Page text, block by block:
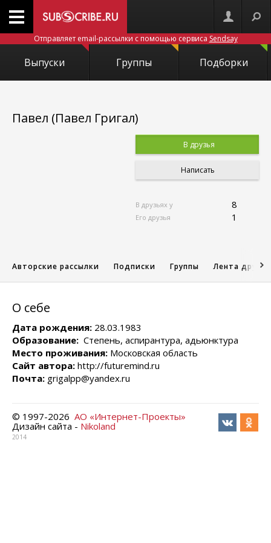
Отправляет email-рассылки с помощью сервиса Sendsay
Выпуски Группы Подборки
Павел (Павел Григал)
В друзья
Написать
В друзьях у 8
Его друзья 1
Авторские рассылки Подписки Группы Лента друзей
О себе
Дата рождения: 28.03.1983
Образование: Степень, аспирантура, адьюнктура
Место проживания: Московская область
Сайт автора: http://futuremind.ru
Почта: grigalpp@yandex.ru
© 1997-2026 АО «Интернет-Проекты»
Дизайн сайта - Nikoland
2014